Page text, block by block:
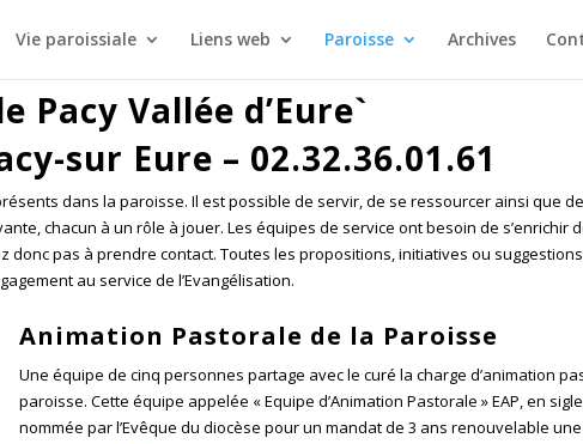
Vie paroissiale Liens web Paroisse Archives
Pacy Vallée d’Eure`
sur Eure – 02.32.36.01.61
dans la paroisse. Il est possible de servir, de se ressourcer ainsi que
chacun à un rôle à jouer. Les équipes de service ont besoin de s’enrichir
donc pas à prendre contact. Toutes les propositions, initiatives ou
au service de l’Evangélisation.
Animation Pastorale de la Paroisse
Une équipe de cinq personnes partage avec le curé la charge d’animation
paroisse. Cette équipe appelée « Equipe d’Animation Pastorale » EAP, en
nommée par l’Evêque du diocèse pour un mandat de 3 ans renouvelable